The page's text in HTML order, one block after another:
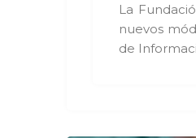
La
nuevos
de